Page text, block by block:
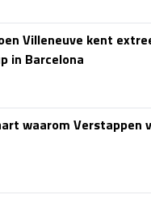
Villeneuve kent
in Barcelona
waarom Verstappen